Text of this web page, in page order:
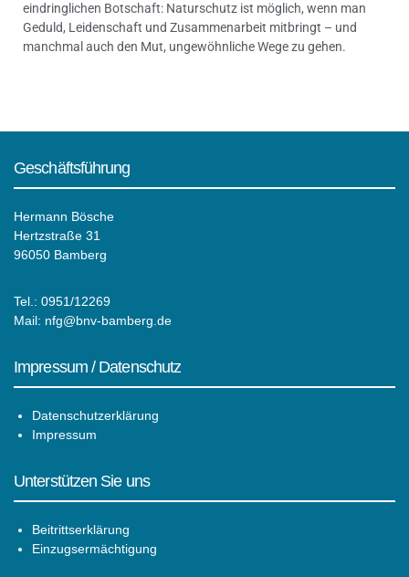
eindringlichen Botschaft: Naturschutz ist möglich, wenn man
Geduld, Leidenschaft und Zusammenarbeit mitbringt – und
manchmal auch den Mut, ungewöhnliche Wege zu gehen.
Geschäftsführung
Hermann Bösche
Hertzstraße 31
96050 Bamberg
Tel.: 0951/12269
Mail: nfg@bnv-bamberg.de
Impressum / Datenschutz
Datenschutzerklärung
Impressum
Unterstützen Sie uns
Beitrittserklärung
Einzugsermächtigung